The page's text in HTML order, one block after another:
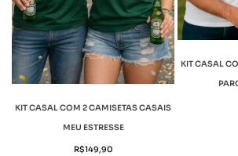
KIT CASAL COM 2 CAMISETAS CASAIS
MEU ESTRESSE
R$149,90
KIT CASAL